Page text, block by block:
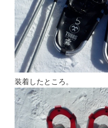
装着したところ。